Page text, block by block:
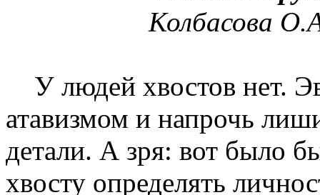
Колбасова
У людей хвостов нет.
атавизмом и напрочь
детали. А зря: вот было
хвосту определять